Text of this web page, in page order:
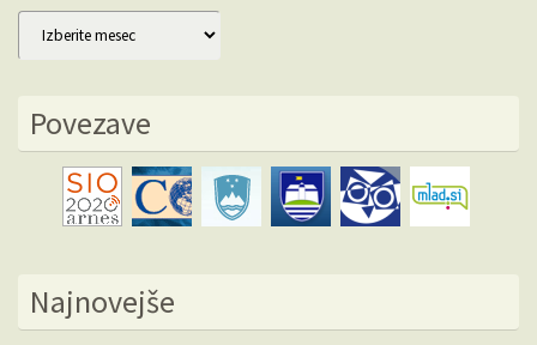
Arhiv
Povezave
Najnovejše